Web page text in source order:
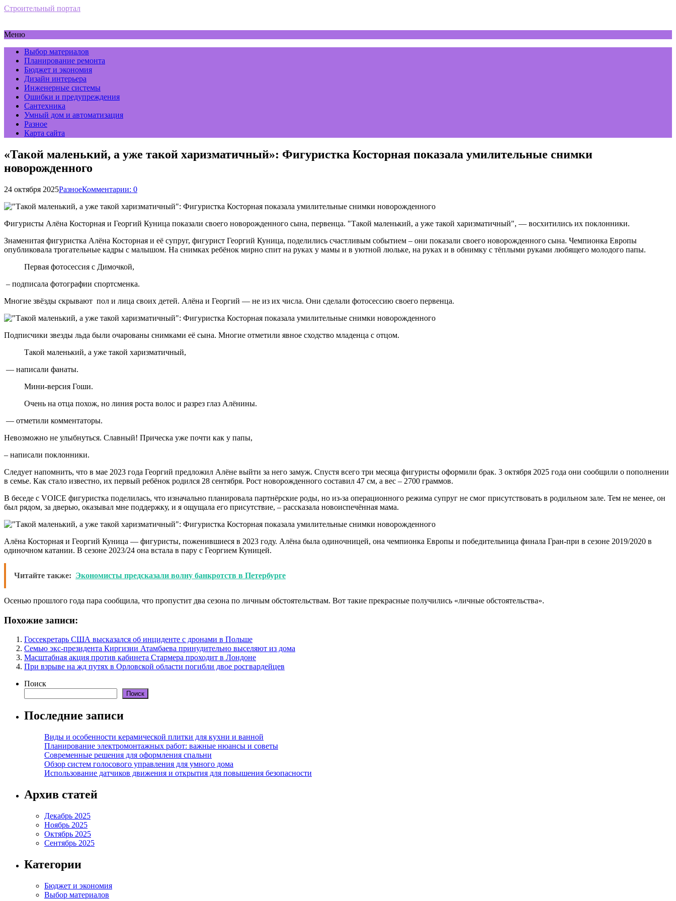
Строительный портал
Меню
Выбор материалов
Планирование ремонта
Бюджет и экономия
Дизайн интерьера
Инженерные системы
Ошибки и предупреждения
Сантехника
Умный дом и автоматизация
Разное
Карта сайта
«Такой маленький, а уже такой харизматичный»: Фигуристка Косторная показала умилительные снимки
новорожденного
24 октября 2025РазноеКомментарии: 0
Фигуристы Алёна Косторная и Георгий Куница показали своего новорожденного сына, первенца. "Такой маленький, а уже такой харизматичный", — восхитились их поклонники.
Знаменитая фигуристка Алёна Косторная и её супруг, фигурист Георгий Куница, поделились счастливым событием – они показали своего новорожденного сына. Чемпионка Европы
опубликовала трогательные кадры с малышом. На снимках ребёнок мирно спит на руках у мамы и в уютной люльке, на руках и в обнимку с тёплыми руками любящего молодого папы.
Первая фотосессия с Димочкой,
– подписала фотографии спортсменка.
Многие звёзды скрывают пол и лица своих детей. Алёна и Георгий — не из их числа. Они сделали фотосессию своего первенца.
Подписчики звезды льда были очарованы снимками её сына. Многие отметили явное сходство младенца с отцом.
Такой маленький, а уже такой харизматичный,
— написали фанаты.
Мини-версия Гоши.
Очень на отца похож, но линия роста волос и разрез глаз Алёнины.
— отметили комментаторы.
Невозможно не улыбнуться. Славный! Прическа уже почти как у папы,
– написали поклонники.
Следует напомнить, что в мае 2023 года Георгий предложил Алёне выйти за него замуж. Спустя всего три месяца фигуристы оформили брак. 3 октября 2025 года они сообщили о пополнении
в семье. Как стало известно, их первый ребёнок родился 28 сентября. Рост новорожденного составил 47 см, а вес – 2700 граммов.
В беседе с VOICE фигуристка поделилась, что изначально планировала партнёрские роды, но из-за операционного режима супруг не смог присутствовать в родильном зале. Тем не менее, он
был рядом, за дверью, оказывал мне поддержку, и я ощущала его присутствие, – рассказала новоиспечённая мама.
Алёна Косторная и Георгий Куница — фигуристы, поженившиеся в 2023 году. Алёна была одиночницей, она чемпионка Европы и победительница финала Гран-при в сезоне 2019/2020 в
одиночном катании. В сезоне 2023/24 она встала в пару с Георгием Куницей.
Читайте также: Экономисты предсказали волну банкротств в Петербурге
Осенью прошлого года пара сообщила, что пропустит два сезона по личным обстоятельствам. Вот такие прекрасные получились «личные обстоятельства».
Похожие записи:
Госсекретарь США высказался об инциденте с дронами в Польше
Семью экс-президента Киргизии Атамбаева принудительно выселяют из дома
Масштабная акция против кабинета Стармера проходит в Лондоне
При взрыве на жд путях в Орловской области погибли двое росгвардейцев
Поиск
Поиск
Последние записи
Виды и особенности керамической плитки для кухни и ванной
Планирование электромонтажных работ: важные нюансы и советы
Современные решения для оформления спальни
Обзор систем голосового управления для умного дома
Использование датчиков движения и открытия для повышения безопасности
Архив статей
Декабрь 2025
Ноябрь 2025
Октябрь 2025
Сентябрь 2025
Категории
Бюджет и экономия
Выбор материалов